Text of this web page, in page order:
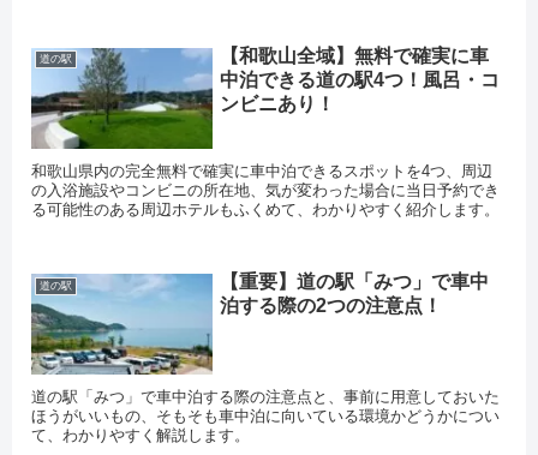
道の駅
【和歌山全域】無料で確実に車
中泊できる道の駅4つ！風呂・コ
ンビニあり！
和歌山県内の完全無料で確実に車中泊できるスポットを4つ、周辺
の入浴施設やコンビニの所在地、気が変わった場合に当日予約でき
る可能性のある周辺ホテルもふくめて、わかりやすく紹介します。
道の駅
【重要】道の駅「みつ」で車中
泊する際の2つの注意点！
道の駅「みつ」で車中泊する際の注意点と、事前に用意しておいた
ほうがいいもの、そもそも車中泊に向いている環境かどうかについ
て、わかりやすく解説します。